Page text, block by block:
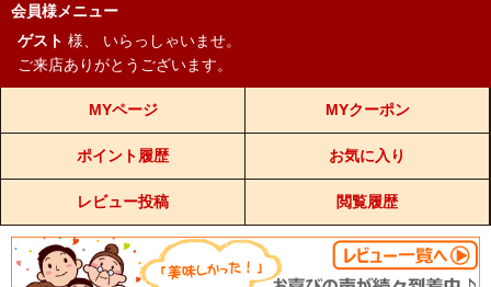
会員様メニュー
ゲスト 様、
いらっしゃいませ。
ご来店ありがとうございます。
MYページ MYクーポン
ポイント履歴 お気に入り
レビュー投稿 閲覧履歴